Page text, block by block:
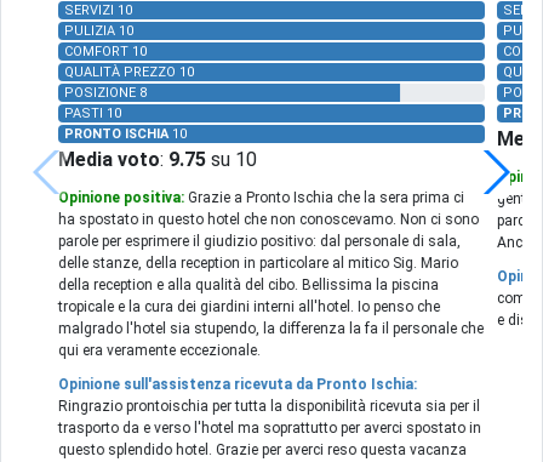
SERVIZI 10
PULIZIA 10
COMFORT 10
QUALITÀ PREZZO 10
POSIZIONE 8
PASTI 10
PRONTO ISCHIA10
Media voto: 9.75 su 10
Opinione positiva: Grazie a Pronto Ischia che la sera prima ci
ha spostato in questo hotel che non conoscevamo. Non ci sono
parole per esprimere il giudizio positivo: dal personale di sala,
delle stanze, della reception in particolare al mitico Sig. Mario
della reception e alla qualità del cibo. Bellissima la piscina
tropicale e la cura dei giardini interni all'hotel. Io penso che
malgrado l'hotel sia stupendo, la differenza la fa il personale che
qui era veramente eccezionale.
Opinione sull'assistenza ricevuta da Pronto Ischia:
Ringrazio prontoischia per tutta la disponibilità ricevuta sia per il
trasporto da e verso l'hotel ma soprattutto per averci spostato in
questo splendido hotel. Grazie per averci reso questa vacanza
parco
Anche
e